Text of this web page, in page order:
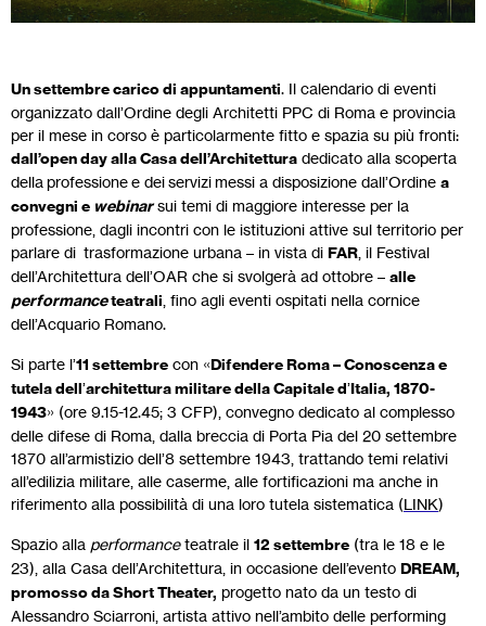
Un settembre carico di appuntamenti. Il calendario di eventi
organizzato dall’Ordine degli Architetti PPC di Roma e provincia
per il mese in corso è particolarmente fitto e spazia su più fronti:
dall’open day alla Casa dell’Architettura dedicato alla scoperta
della professione e dei servizi messi a disposizione dall’Ordine a
convegni e webinarsui temi di maggiore interesse per la
professione, dagli incontri con le istituzioni attive sul territorio per
parlare di trasformazione urbana – in vista di FAR , il Festival
dell’Architettura dell’OAR che si svolgerà ad ottobre – alle
performanceteatrali , fino agli eventi ospitati nella cornice
dell’Acquario Romano.
Si parte l’11 settembre con «Difendere Roma – Conoscenza e
tutela dell’architettura militare della Capitale d’Italia, 1870-
1943» (ore 9.15-12.45; 3 CFP), convegno dedicato al complesso
delle difese di Roma, dalla breccia di Porta Pia del 20 settembre
1870 all’armistizio dell’8 settembre 1943, trattando temi relativi
all’edilizia militare, alle caserme, alle fortificazioni ma anche in
riferimento alla possibilità di una loro tutela sistematica (LINK)
Spazio alla performanceteatrale il 12 settembre (tra le 18 e le
23), alla Casa dell’Architettura, in occasione dell’evento DREAM,
promosso da Short Theater, progetto nato da un testo di
Alessandro Sciarroni, artista attivo nell’ambito delle performing